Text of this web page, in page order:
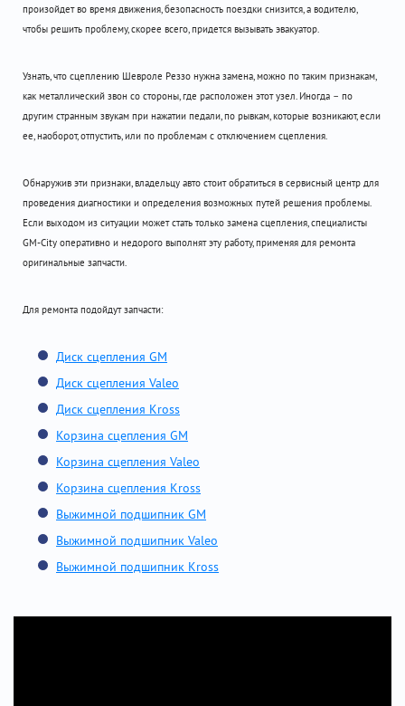
произойдет во время движения, безопасность поездки снизится, а водителю,
чтобы решить проблему, скорее всего, придется вызывать эвакуатор.
Узнать, что сцеплению Шевроле Реззо нужна замена, можно по таким признакам,
как металлический звон со стороны, где расположен этот узел. Иногда – по
другим странным звукам при нажатии педали, по рывкам, которые возникают, если
ее, наоборот, отпустить, или по проблемам с отключением сцепления.
Обнаружив эти признаки, владельцу авто стоит обратиться в сервисный центр для
проведения диагностики и определения возможных путей решения проблемы.
Если выходом из ситуации может стать только замена сцепления, специалисты
GM-City оперативно и недорого выполнят эту работу, применяя для ремонта
оригинальные запчасти.
Для ремонта подойдут запчасти:
Диск сцепления GM
Диск сцепления Valeo
Диск сцепления Kross
Корзина сцепления GM
Корзина сцепления Valeo
Корзина сцепления Kross
Выжимной подшипник GM
Выжимной подшипник Valeo
Выжимной подшипник Kross